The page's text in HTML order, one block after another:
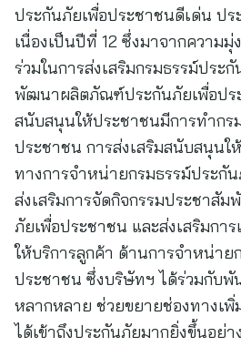
ประกันภัยเพื่อประชาชนดีเด่น ปร
เนื่องเป็นปีที่ 12 ซึ่งมาจากความ
ร่วมในการส่งเสริมกรมธรรม์ประ
พัฒนาผลิตภัณฑ์ประกันภัยเพื่อปร
สนับสนุนให้ประชาชนมีการทำกร
ประชาชน การส่งเสริมสนับสนุนใ
ทางการจำหน่ายกรมธรรม์ประกั
ส่งเสริมการจัดกิจกรรมประชาสัม
ภัยเพื่อประชาชน และส่งเสริมกา
ให้บริการลูกค้า ด้านการจำหน่าย
ประชาชน ซึ่งบริษัทฯ ได้ร่วมกับพั
หลากหลาย ช่วยขยายช่องทางเพิ่
ได้เข้าถึงประกันภัยมากยิ่งขึ้นอย่